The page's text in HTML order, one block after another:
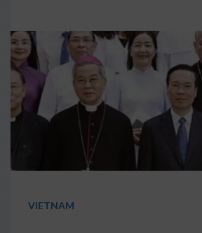
VIETNAM